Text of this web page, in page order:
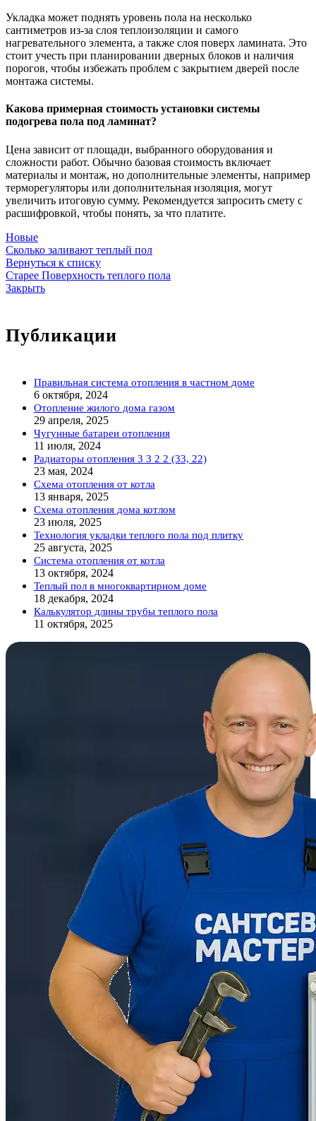
Укладка может поднять уровень пола на несколько
сантиметров из-за слоя теплоизоляции и самого
нагревательного элемента, а также слоя поверх ламината. Это
стоит учесть при планировании дверных блоков и наличия
порогов, чтобы избежать проблем с закрытием дверей после
монтажа системы.
Какова примерная стоимость установки системы
подогрева пола под ламинат?
Цена зависит от площади, выбранного оборудования и
сложности работ. Обычно базовая стоимость включает
материалы и монтаж, но дополнительные элементы, например
терморегуляторы или дополнительная изоляция, могут
увеличить итоговую сумму. Рекомендуется запросить смету с
расшифровкой, чтобы понять, за что платите.
Новые
Сколько заливают теплый пол
Вернуться к списку
Старее Поверхность теплого пола
Закрыть
Публикации
Правильная система отопления в частном доме
6 октября, 2024
Отопление жилого дома газом
29 апреля, 2025
Чугунные батареи отопления
11 июля, 2024
Радиаторы отопления 3 3 2 2 (33, 22)
23 мая, 2024
Схема отопления от котла
13 января, 2025
Схема отопления дома котлом
23 июля, 2025
Технология укладки теплого пола под плитку
25 августа, 2025
Система отопления от котла
13 октября, 2024
Теплый пол в многоквартирном доме
18 декабря, 2024
Калькулятор длины трубы теплого пола
11 октября, 2025